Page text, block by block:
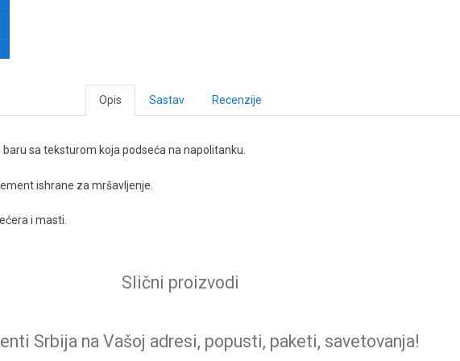
Opis Sastav Recenzije
sa teksturom koja podseća na napolitanku.
ishrane za mršavljenje.
i masti.
Slični proizvodi
Srbija na Vašoj adresi, popusti, paketi, savetovanja!